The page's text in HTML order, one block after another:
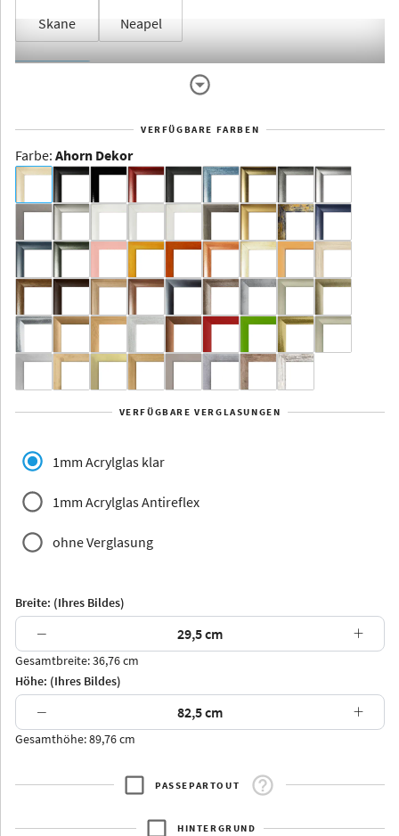
Skane Neapel
Dakota -
Rahmenloser
Aluminium
Yukon Alaska
Jersey Dauphine
Arran Luzern
Thurgau
VERFÜGBARE FARBEN
Farbe: Ahorn Dekor
VERFÜGBARE VERGLASUNGEN
1mm Acrylglas klar
1mm Acrylglas Antireflex
ohne Verglasung
Breite: (Ihres Bildes)
− +
Gesamtbreite: 36,76 cm
Höhe: (Ihres Bildes)
− +
Gesamthöhe: 89,76 cm
PASSEPARTOUT
HINTERGRUND